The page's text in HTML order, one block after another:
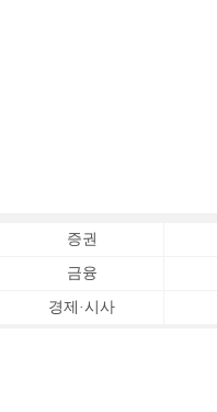
증권
금융
경제·시사